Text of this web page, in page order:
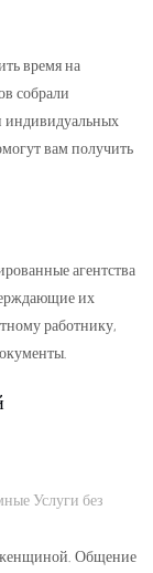
время на
собрали
индивидуальных
вам получить
агентства
их
работнику,
женщиной. Общение